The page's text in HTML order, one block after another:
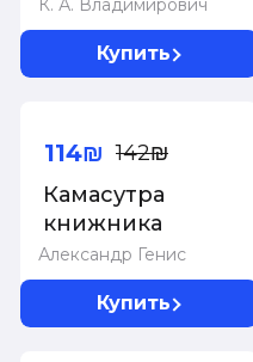
К. А. Владимирович
места из
домашней
Купить
Александр Генис
Камасутра
книжника
114₪ 142₪
Купить